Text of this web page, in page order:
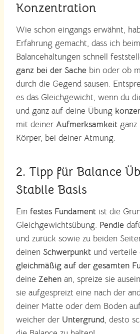
Konzentration
Wie schon eingangs erwähnt,
Erfahrung gemacht, dass ich
Balancehaltungen schnell
ganz bei der Sache bin oder ob
durch die Gegend sausen.
es das Gleichgewicht, wenn du
und ganz auf deine Übung
mit deiner Aufmerksamkeit ganz
Körper, bei deiner Atmung.
2. Tipp für Balance
Stabile Basis
Ein festes Fundament ist die
Gleichgewichtsübung. Pendle
und zurück sowie zu beiden
deinen Schwerpunkt und verteile
gleichmäßig auf der gesamten
deine Zehen an, spreize sie
sie aufgespreizt eine nach der
deiner Matte oder dem Boden
weicher der Untergrund, desto